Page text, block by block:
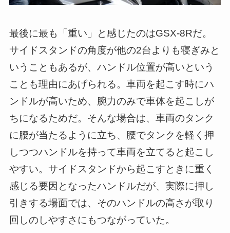
最後に最も「重い」と感じたのはGSX-8Rだ。
サイドスタンドの角度が他の2台よりも寝ぎみと
いうこともあるが、ハンドル位置が高いという
ことも理由にあげられる。車両を起こす時にハ
ンドルが高いため、腕力のみで車体を起こしが
ちになるためだ。そんな場合は、車両のタンク
に腰が当たるように立ち、腰でタンクを軽く押
しつつハンドルを持って車両を立てると起こし
やすい。サイドスタンドから起こすときに重く
感じる要因となったハンドルだが、実際に押し
引きする場面では、そのハンドルの高さが取り
回しのしやすさにもつながっていた。